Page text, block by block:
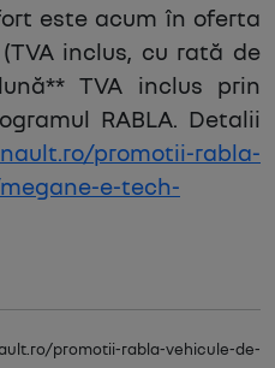
este acum în oferta
inclus, cu rată de
TVA inclus prin
RABLA. Detalii
promotii-rabla-
e-tech-
promotii-rabla-vehicule-de-